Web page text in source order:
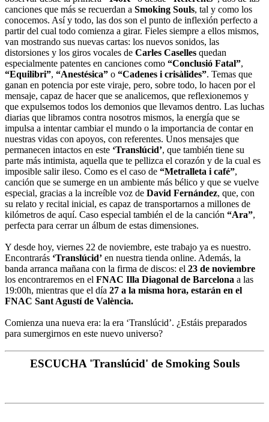
canciones que más se recuerdan a Smoking Souls, tal y como los
conocemos. Así y todo, las dos son el punto de inflexión perfecto a
partir del cual todo comienza a girar. Fieles siempre a ellos mismos,
van mostrando sus nuevas cartas: los nuevos sonidos, las
distorsiones y los giros vocales de Carles Caselles quedan
especialmente patentes en canciones como “Conclusió Fatal”,
“Equilibri”, “Anestésica” o “Cadenes i crisàlides”. Temas que
ganan en potencia por este viraje, pero, sobre todo, lo hacen por el
mensaje, capaz de hacer que se analicemos, que reflexionemos y
que expulsemos todos los demonios que llevamos dentro. Las luchas
diarias que libramos contra nosotros mismos, la energía que se
impulsa a intentar cambiar el mundo o la importancia de contar en
nuestras vidas con apoyos, con referentes. Unos mensajes que
permanecen intactos en este ‘Translúcid’, que también tiene su
parte más intimista, aquella que te pellizca el corazón y de la cual es
imposible salir ileso. Como es el caso de “Metralleta i café”,
canción que se sumerge en un ambiente más bélico y que se vuelve
especial, gracias a la increíble voz de David Fernández, que, con
su relato y recital inicial, es capaz de transportarnos a millones de
kilómetros de aquí. Caso especial también el de la canción “Ara”,
perfecta para cerrar un álbum de estas dimensiones.
Y desde hoy, viernes 22 de noviembre, este trabajo ya es nuestro.
Encontrarás ‘Translúcid’ en nuestra tienda online. Además, la
banda arranca mañana con la firma de discos: el 23 de noviembre
los encontraremos en el FNAC Illa Diagonal de Barcelona a las
19:00h, mientras que el día 27 a la misma hora, estarán en el
FNAC Sant Agustí de València.
Comienza una nueva era: la era ‘Translúcid’. ¿Estáis preparados
para sumergirnos en este nuevo universo?
ESCUCHA 'Translúcid' de Smoking Souls